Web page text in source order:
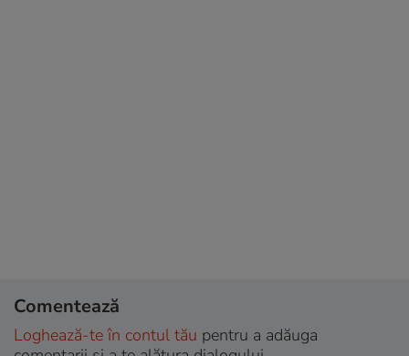
Comentează
Loghează-te în contul tău pentru a adăuga